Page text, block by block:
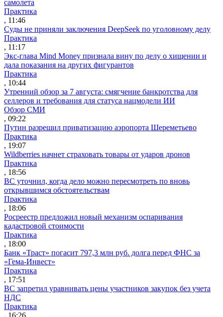
самолета
Практика
, 11:46
Суды не приняли заключения DeepSeek по уголовному делу
Практика
, 11:17
Экс-глава Mind Money признала вину по делу о хищении и
дала показания на других фигурантов
Практика
, 10:44
Утренний обзор за 7 августа: смягчение банкротства для
селлеров и требования для статуса нацмодели ИИ
Обзор СМИ
, 09:22
Путин разрешил приватизацию аэропорта Шереметьево
Практика
, 19:07
Wildberries начнет страховать товары от ударов дронов
Практика
, 18:56
ВС уточнил, когда дело можно пересмотреть по вновь
открывшимся обстоятельствам
Практика
, 18:06
Росреестр предложил новый механизм оспаривания
кадастровой стоимости
Практика
, 18:00
Банк «Траст» погасит 797,3 млн руб. долга перед ФНС за
«Гема-Инвест»
Практика
, 17:51
ВС запретил уравнивать цены участников закупок без учета
НДС
Практика
, 16:26